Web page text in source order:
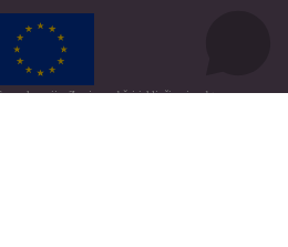
unija. Za njen sadržaj isključivo je odgovorno